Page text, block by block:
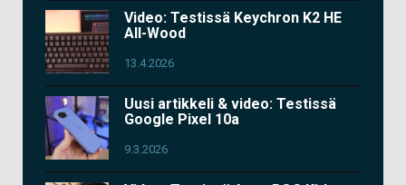
Video: Testissä Keychron K2 HE
All-Wood
13.4.2026
Uusi artikkeli & video: Testissä
Google Pixel 10a
9.3.2026